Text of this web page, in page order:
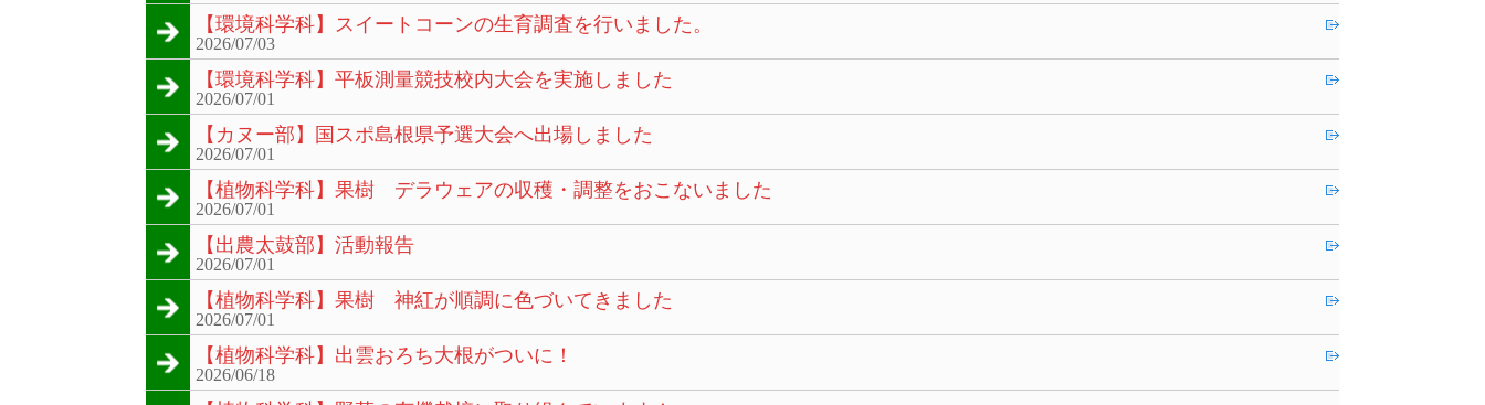
【環境科学科】スイートコーンの生育調査を行いました。
2026/07/03
【環境科学科】平板測量競技校内大会を実施しました
2026/07/01
【カヌー部】国スポ島根県予選大会へ出場しました
2026/07/01
【植物科学科】果樹 デラウェアの収穫・調整をおこないました
2026/07/01
【出農太鼓部】活動報告
2026/07/01
【植物科学科】果樹 神紅が順調に色づいてきました
2026/07/01
【植物科学科】出雲おろち大根がついに！
2026/06/18